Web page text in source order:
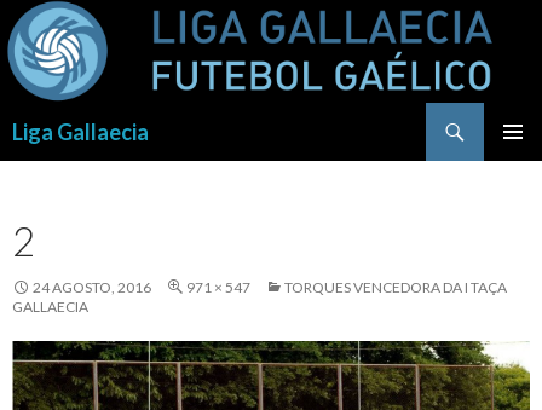
Liga Gallaecia
CONTEÚDO
2
24 AGOSTO, 2016 971 × 547
TORQUES VENCEDORA DA I TAÇA
GALLAECIA